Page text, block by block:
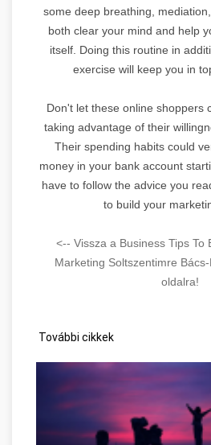
some deep breathing,
both clear your mind and help
itself. Doing this routine in
exercise will keep you in
Don't let these online shoppers
taking advantage of their
Their spending habits could
money in your bank account
have to follow the advice you
to build your
<-- Vissza a Business Tips To
Marketing Soltszentimre
oldalra!
További cikkek